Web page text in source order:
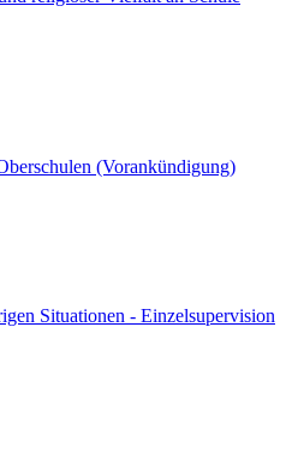
(Vorankündigung)
Situationen - Einzelsupervision